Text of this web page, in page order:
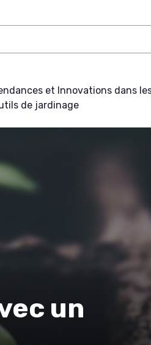
et Innovations dans
de jardinage
un